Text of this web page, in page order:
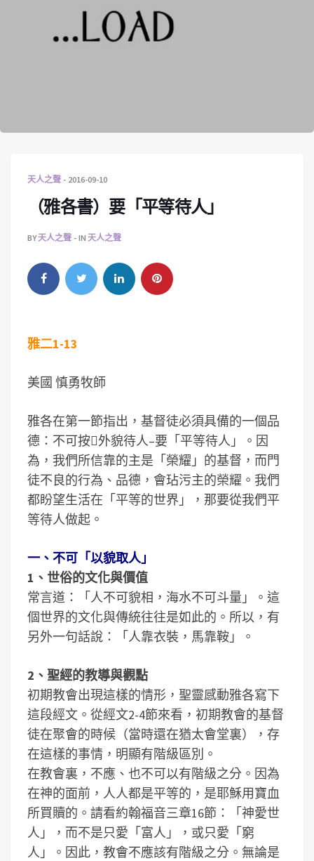
天人之聲 2016-09-10
（雅各書）要「平等待人」
BY天人之聲 IN 天人之聲
雅二1-13
美國 慎勇牧師
雅各在第一節指出，基督徒必須具備的一個品
德：不可按外貌待人–要「平等待人」。因
為，我們所信靠的主是「榮耀」的基督，而門
徒不良的行為、品德，會玷污主的榮耀。我們
都盼望生活在「平等的世界」，那要從我們平
等待人做起。
一、不可「以貌取人」
1、世俗的文化與價值
常言道：「人不可貌相，海水不可斗量」。這
個世界的文化與傳統往往是如此的。所以，有
另外一句話說：「人靠衣裝，馬靠鞍」。
2、聖經的教導與觀點
初期教會出現這樣的情形，聖靈感動雅各寫下
這段經文。從經文2-4節來看，初期教會的基督
徒在聚會的時候（當時還在猶太會堂裏），存
在這樣的事情，明顯有階級區別。
在教會裏，不應、也不可以有階級之分。因為
在神的面前，人人都是平等的，是耶穌用寶血
所買贖的。請看約翰福音三章16節：「神愛世
人」，而不是只愛「富人」，或只愛「窮
人」。因此，教會不應該有階級之分。無論是